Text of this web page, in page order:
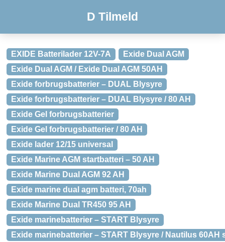
D Tilmeld
EXIDE Batterilader 12V-7A
Exide Dual AGM
Exide Dual AGM / Exide Dual AGM 50AH
Exide forbrugsbatterier – DUAL Blysyre
Exide forbrugsbatterier – DUAL Blysyre / 80 AH
Exide Gel forbrugsbatterier
Exide Gel forbrugsbatterier / 80 AH
Exide lader 12/15 universal
Exide Marine AGM startbatteri – 50 AH
Exide Marine Dual AGM 92 AH
Exide marine dual agm batteri, 70ah
Exide Marine Dual TR450 95 AH
Exide marinebatterier – START Blysyre
Exide marinebatterier – START Blysyre / Nautilus 60AH